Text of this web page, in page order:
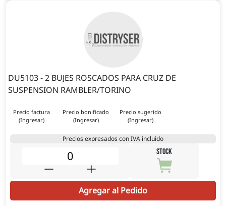
DU5103 - 2 BUJES ROSCADOS PARA CRUZ DE
SUSPENSION RAMBLER/TORINO
Precio factura
(Ingresar)
Precio bonificado
(Ingresar)
Precio sugerido
(Ingresar)
Precios expresados con IVA incluido
STOCK
Agregar al Pedido